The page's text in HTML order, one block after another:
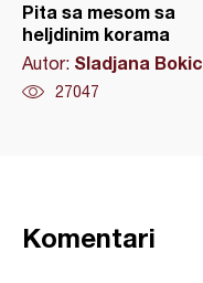
Pita sa mesom sa
heljdinim korama
Autor: Sladjana Bokic
27047
Komentari